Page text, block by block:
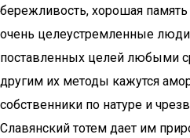
бережливость, хорошая
очень целеустремленные
поставленных целей любыми
другим их методы кажутся
собственники по натуре и
Славянский тотем дает им